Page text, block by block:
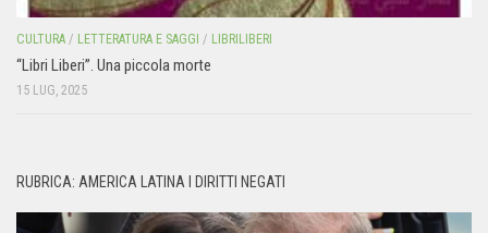
CULTURA / LETTERATURA E SAGGI / LIBRILIBERI
“Libri Liberi”. Una piccola morte
15 LUG, 2025
RUBRICA: AMERICA LATINA I DIRITTI NEGATI